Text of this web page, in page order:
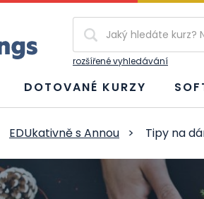
rozšířené vyhledávání
DOTOVANÉ KURZY
EDUkativně s Annou > Tipy na